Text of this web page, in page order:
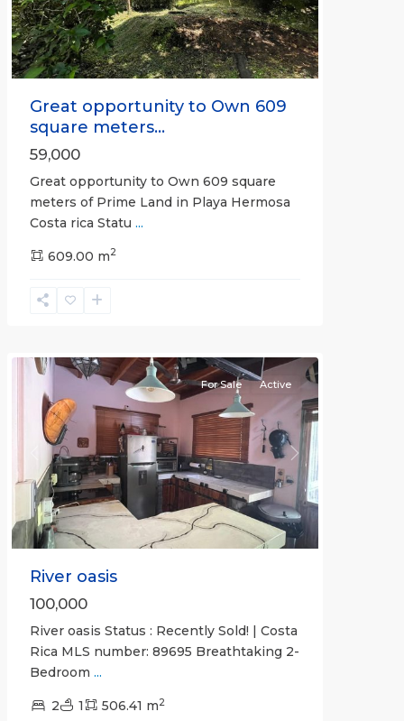
Great opportunity to Own 609
square meters...
59,000
Great opportunity to Own 609 square
meters of Prime Land in Playa Hermosa
Costa rica Statu ...
609.00 m2
Hermosa,
Non-
Previous Next
For Sale Active
River oasis
100,000
River oasis Status : Recently Sold! | Costa
Rica MLS number: 89695 Breathtaking 2-
Bedroom ...
2 1 506.41 m2
Hermosa,